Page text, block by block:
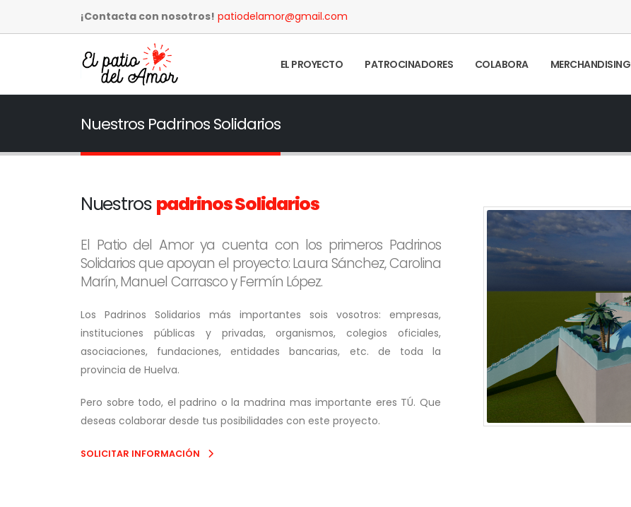
¡Contacta con nosotros! patiodelamor@gmail.com
EL PROYECTO PATROCINADORES COLABORA MERCHANDISING
Nuestros Padrinos Solidarios
Nuestros padrinos Solidarios
El Patio del Amor ya cuenta con los primeros Padrinos
Solidarios que apoyan el proyecto: Laura Sánchez, Carolina
Marín, Manuel Carrasco y Fermín López.
Los Padrinos Solidarios más importantes sois vosotros: empresas,
instituciones públicas y privadas, organismos, colegios oficiales,
asociaciones, fundaciones, entidades bancarias, etc. de toda la
provincia de Huelva.
Pero sobre todo, el padrino o la madrina mas importante eres TÚ. Que
deseas colaborar desde tus posibilidades con este proyecto.
SOLICITAR INFORMACIÓN